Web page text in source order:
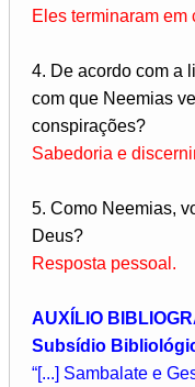
Eles terminaram
4. De acordo com a
com que Neemias
conspirações?
Sabedoria e
5. Como Neemias,
Deus?
Resposta pessoal.
AUXÍLIO
Subsídio
“[...] Sambalate e